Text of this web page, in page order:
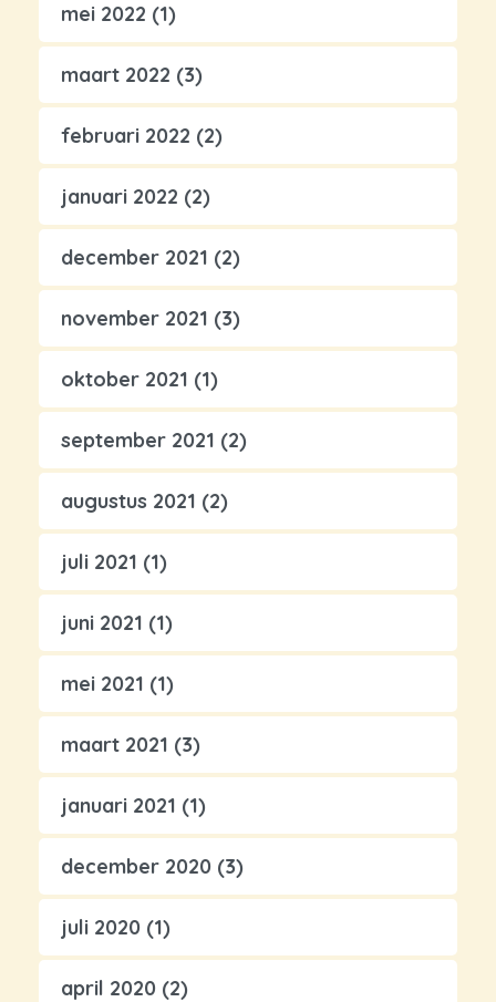
mei 2022 (1)
maart 2022 (3)
februari 2022 (2)
januari 2022 (2)
december 2021 (2)
november 2021 (3)
oktober 2021 (1)
september 2021 (2)
augustus 2021 (2)
juli 2021 (1)
juni 2021 (1)
mei 2021 (1)
maart 2021 (3)
januari 2021 (1)
december 2020 (3)
juli 2020 (1)
april 2020 (2)